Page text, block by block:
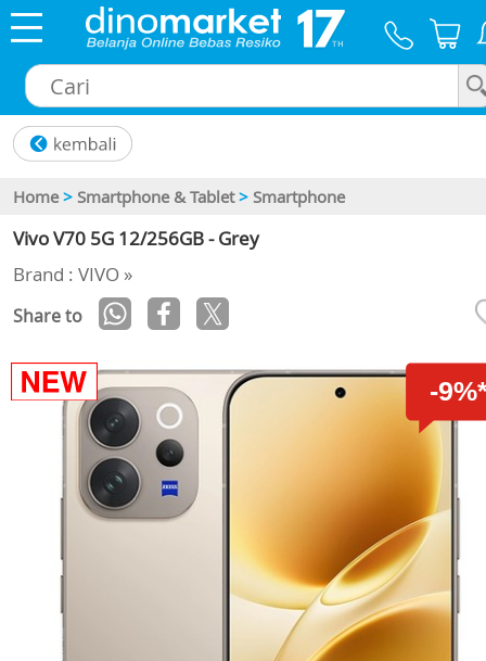
Home > Smartphone & Tablet > Smartphone
Vivo V70 5G 12/256GB - Grey
Brand : VIVO »
Share to
-